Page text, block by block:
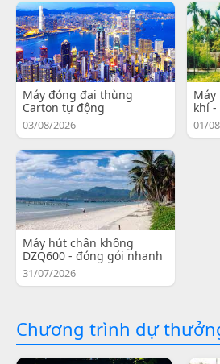
Máy đóng đai thùng
Carton tự động
03/08/2026
khí
01/
Máy hút chân không
DZQ600 - đóng gói nhanh
31/07/2026
Chương trình dự